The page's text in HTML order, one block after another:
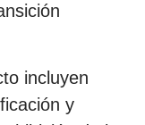
incluyen
y